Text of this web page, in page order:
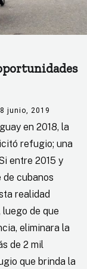
junio, 2019
en 2018, la
refugio; una
entre 2015 y
cubanos
realidad
de que
eliminara la
de 2 mil
que brinda la